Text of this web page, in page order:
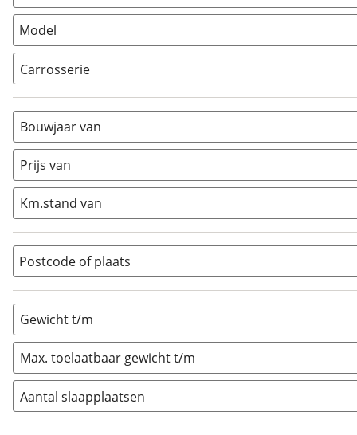
Model
Carrosserie
Alkoof (3)
Busmodel
Caravan (98)
Half-integraal
Integraal (11)
Opzetunit (0
Vouwwagen (0)
Bouwjaar van
Prijs van
Km.stand van
Postcode of plaats
Gewicht t/m
Max. toelaatbaar gewicht t/m
Aantal slaapplaatsen
1 (2)